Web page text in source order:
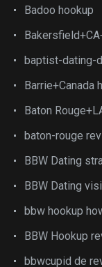
Badoo hookup
baptist-dating-
Barrie+Canada
Baton
baton-rouge
BBW Dating
BBW Dating
bbw hookup
BBW Hookup
bbwcupid de